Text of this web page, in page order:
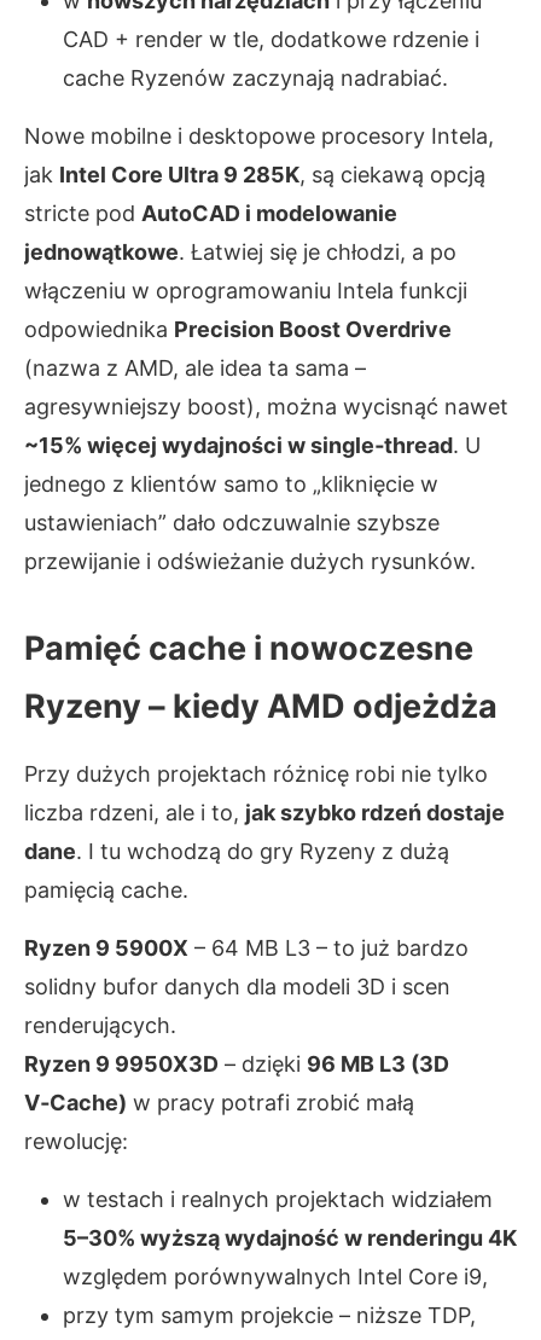
CAD + render w tle, dodatkowe rdzenie i
cache Ryzenów zaczynają nadrabiać.
Nowe mobilne i desktopowe procesory Intela,
jak Intel Core Ultra 9 285K, są ciekawą opcją
stricte pod AutoCAD i modelowanie
jednowątkowe. Łatwiej się je chłodzi, a po
włączeniu w oprogramowaniu Intela funkcji
odpowiednika Precision Boost Overdrive
(nazwa z AMD, ale idea ta sama –
agresywniejszy boost), można wycisnąć nawet
~15% więcej wydajności w single‑thread. U
jednego z klientów samo to „kliknięcie w
ustawieniach” dało odczuwalnie szybsze
przewijanie i odświeżanie dużych rysunków.
Pamięć cache i nowoczesne
Ryzeny – kiedy AMD odjeżdża
Przy dużych projektach różnicę robi nie tylko
liczba rdzeni, ale i to, jak szybko rdzeń dostaje
dane. I tu wchodzą do gry Ryzeny z dużą
pamięcią cache.
Ryzen 9 5900X – 64 MB L3 – to już bardzo
solidny bufor danych dla modeli 3D i scen
renderujących.
Ryzen 9 9950X3D – dzięki 96 MB L3 (3D
V‑Cache) w pracy potrafi zrobić małą
rewolucję:
w testach i realnych projektach widziałem
5–30% wyższą wydajność w renderingu 4K
względem porównywalnych Intel Core i9,
przy tym samym projekcie – niższe TDP,